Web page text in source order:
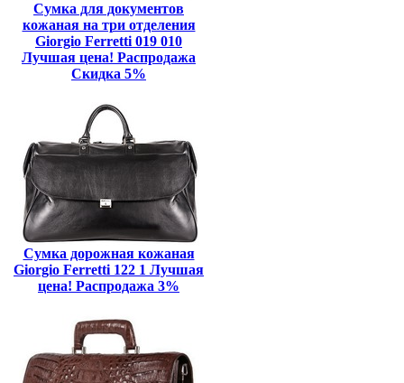
Сумка для документов
кожаная на три отделения
Giorgio Ferretti 019 010
Лучшая цена! Распродажа
Скидка 5%
Сумка дорожная кожаная
Giorgio Ferretti 122 1 Лучшая
цена! Распродажа 3%